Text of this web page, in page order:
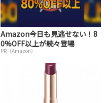
Amazon今日も見逃せない！8
0%OFF以上が続々登場
PR（Amazon）